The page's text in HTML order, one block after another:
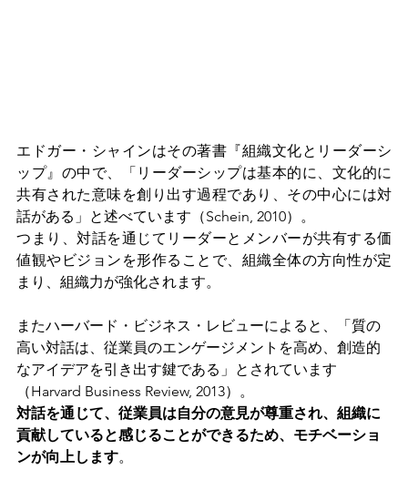
エドガー・シャインはその著書『組織文化とリーダーシ
ップ』の中で、「リーダーシップは基本的に、文化的に
共有された意味を創り出す過程であり、その中心には対
話がある」と述べています（Schein, 2010）。
つまり、対話を通じてリーダーとメンバーが共有する価
値観やビジョンを形作ることで、組織全体の方向性が定
まり、組織力が強化されます。
またハーバード・ビジネス・レビューによると、「質の
高い対話は、従業員のエンゲージメントを高め、創造的
なアイデアを引き出す鍵である」とされています
（Harvard Business Review, 2013）。
対話を通じて、従業員は自分の意見が尊重され、組織に
貢献していると感じることができるため、モチベーショ
ンが向上します。